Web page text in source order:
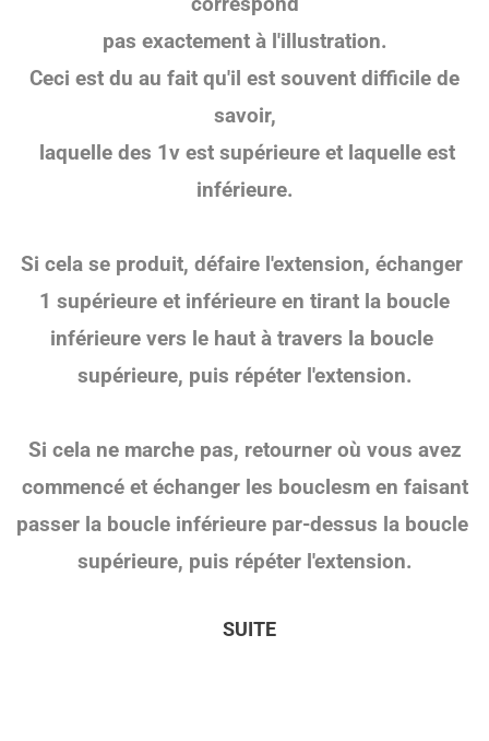
pas exactement à l'illustration.
Ceci est du au fait qu'il est souvent difficile de
savoir,
laquelle des 1v est supérieure et laquelle est
inférieure.
Si cela se produit, défaire l'extension, échanger
1 supérieure et inférieure en tirant la boucle
inférieure vers le haut à travers la boucle
supérieure, puis répéter l'extension.
Si cela ne marche pas, retourner où vous avez
commencé et échanger les bouclesm en faisant
passer la boucle inférieure par-dessus la boucle
supérieure, puis répéter l'extension.
SUITE